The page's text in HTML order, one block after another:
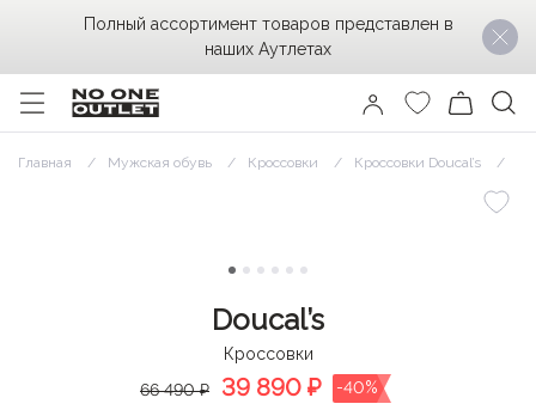
Главная Мужская обувь Кроссовки Кроссовки Doucal’s
Doucal’s
Кроссовки
66 490 ₽
39 890 ₽ -40%
Полный ассортимент товаров представлен в
наших Аутлетах